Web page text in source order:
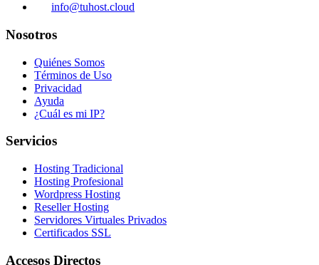
info@tuhost.cloud
Nosotros
Quiénes Somos
Términos de Uso
Privacidad
Ayuda
¿Cuál es mi IP?
Servicios
Hosting Tradicional
Hosting Profesional
Wordpress Hosting
Reseller Hosting
Servidores Virtuales Privados
Certificados SSL
Accesos Directos